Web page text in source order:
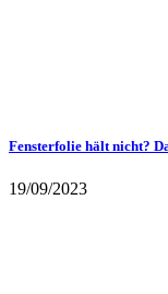
Fensterfolie hält nicht?
19/09/2023